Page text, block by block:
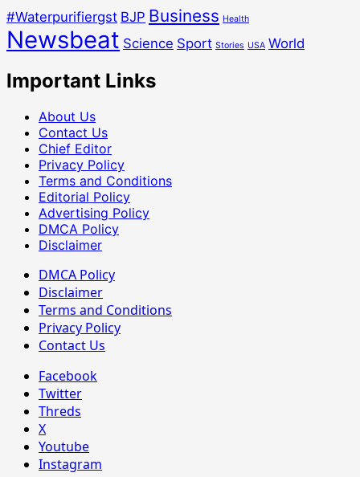
#Waterpurifiergst BJP Business Health
Newsbeat Science Sport Stories USA World
Important Links
About Us
Contact Us
Chief Editor
Privacy Policy
Terms and Conditions
Editorial Policy
Advertising Policy
DMCA Policy
Disclaimer
DMCA Policy
Disclaimer
Terms and Conditions
Privacy Policy
Contact Us
Facebook
Twitter
Threds
X
Youtube
Instagram